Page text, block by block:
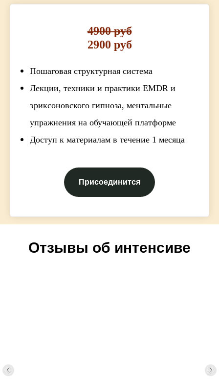
4900 руб
2900 руб
Пошаговая структурная система
Лекции, техники и практики EMDR и
эриксоновского гипноза, ментальные
упражнения на обучающей платформе
Доступ к материалам в течение 1 месяца
Присоединится
Отзывы об интенсиве